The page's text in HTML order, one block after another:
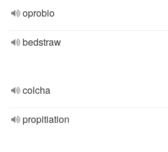
oprobio
bedstraw
colcha
propitiation